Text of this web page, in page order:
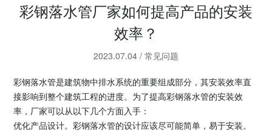
彩钢落水管厂家如何提高产品的安装
效率？
2023.07.04 / 常见问题
彩钢落水管是建筑物中排水系统的重要组成部分，其安装效率直
接影响到整个建筑工程的进度。为了提高彩钢落水管的安装效
率，厂家可以从以下几个方面入手：
优化产品设计。彩钢落水管的设计应该尽可能简单，易于安装。